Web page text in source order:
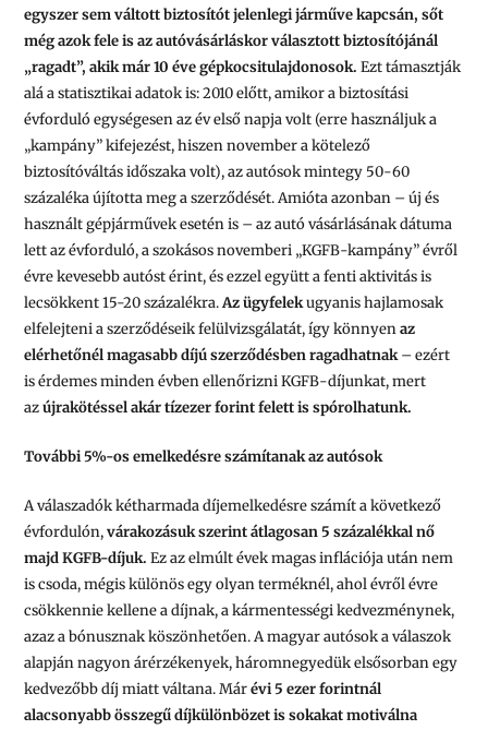
egyszer sem váltott biztosítót jelenlegi járműve kapcsán, sőt
még azok fele is az autóvásárláskor választott biztosítójánál
„ragadt”, akik már 10 éve gépkocsitulajdonosok. Ezt támasztják
alá a statisztikai adatok is: 2010 előtt, amikor a biztosítási
évforduló egységesen az év első napja volt (erre használjuk a
„kampány” kifejezést, hiszen november a kötelező
biztosítóváltás időszaka volt), az autósok mintegy 50-60
százaléka újította meg a szerződését. Amióta azonban – új és
használt gépjárművek esetén is – az autó vásárlásának dátuma
lett az évforduló, a szokásos novemberi „KGFB-kampány” évről
évre kevesebb autóst érint, és ezzel együtt a fenti aktivitás is
lecsökkent 15-20 százalékra.Az ügyfelekugyanis hajlamosak
elfelejteni a szerződéseik felülvizsgálatát, így könnyenaz
elérhetőnél magasabb díjú szerződésben ragadhatnak– ezért
is érdemes minden évben ellenőrizni KGFB-díjunkat, mert
azújrakötéssel akár tízezer forint felett is spórolhatunk.
További 5%-os emelkedésre számítanak az autósok
A válaszadók kétharmada díjemelkedésre számít a következő
évfordulón,várakozásuk szerint átlagosan 5 százalékkal nő
majd KGFB-díjuk. Ez az elmúlt évek magas inflációja után nem
is csoda, mégis különös egy olyan terméknél, ahol évről évre
csökkennie kellene a díjnak, a kármentességi kedvezménynek,
azaz a bónusznak köszönhetően. A magyar autósok a válaszok
alapján nagyon árérzékenyek, háromnegyedük elsősorban egy
kedvezőbb díj miatt váltana. Márévi 5 ezer forintnál
alacsonyabb összegű díjkülönbözet is sokakat motiválna